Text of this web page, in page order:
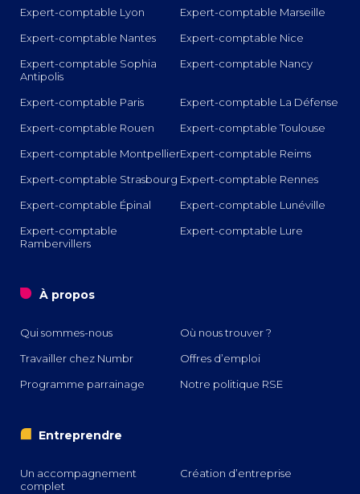
Expert-comptable Lyon
Expert-comptable Marseille
Expert-comptable Nantes
Expert-comptable Nice
Expert-comptable Sophia
Antipolis
Expert-comptable Nancy
Expert-comptable Paris
Expert-comptable La Défense
Expert-comptable Rouen
Expert-comptable Toulouse
Expert-comptable MontpellierExpert-comptable Reims
Expert-comptable Strasbourg Expert-comptable Rennes
Expert-comptable Épinal
Expert-comptable Lunéville
Expert-comptable
Rambervillers
Expert-comptable Lure
o À propos
Qui sommes-nous
Où nous trouver ?
Travailler chez Numbr
Offres d’emploi
Programme parrainage
Notre politique RSE
i Entreprendre
Un accompagnement
complet
Création d’entreprise